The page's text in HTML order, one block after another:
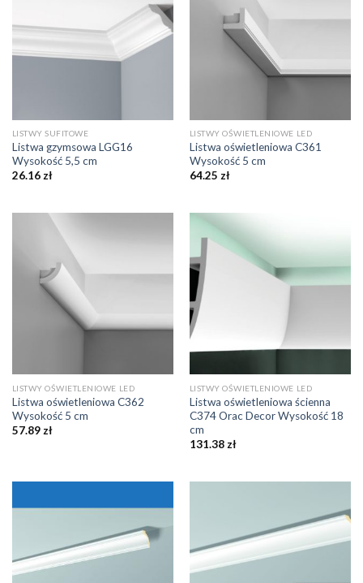
LISTWY SUFITOWE
Listwa gzymsowa LGG16
Wysokość 5,5 cm
26.16zł
LISTWY OŚWIETLENIOWE LED
Listwa oświetleniowa C361
Wysokość 5 cm
64.25 zł
LISTWY OŚWIETLENIOWE LED
Listwa oświetleniowa C362
Wysokość 5 cm
57.89 zł
LISTWY OŚWIETLENIOWE LED
Listwa oświetleniowa ścienna
C374 Orac Decor Wysokość 18
cm
131.38 zł